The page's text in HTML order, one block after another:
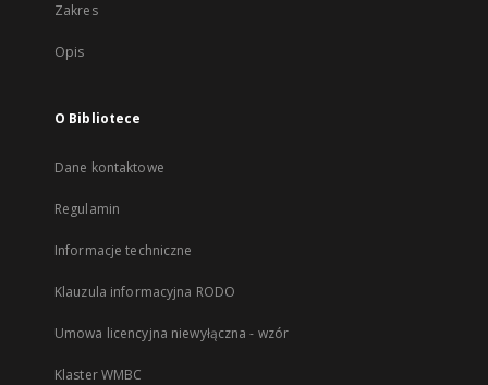
Zakres
Opis
O Bibliotece
Dane kontaktowe
Regulamin
Informacje techniczne
Klauzula informacyjna RODO
Umowa licencyjna niewyłączna - wzór
Klaster WMBC